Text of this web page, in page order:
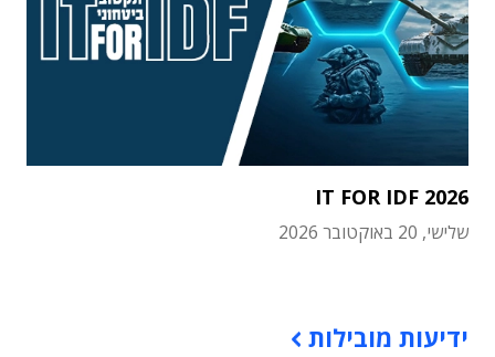
IT FOR IDF 2026
שלישי, 20 באוקטובר 2026
ידיעות מובילות